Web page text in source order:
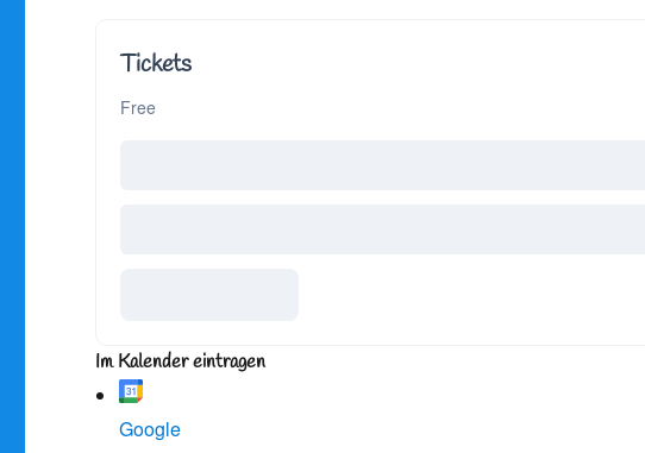
Tickets
Free
Im Kalender eintragen
Google